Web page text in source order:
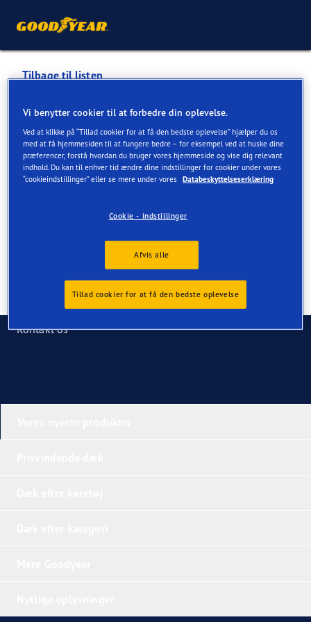
Tilbage til listen
QUICKPOINT A/S -
BIRKERØD
Tjenester tilgængelige online og i butik
Kontaktoplysninger Tjenester
Kontakt os
Vi benytter cookier til at forbedre din oplevelse.
Ved at klikke på “Tillad cookier for at få den bedste oplevelse” hjælper du os
med at få hjemmesiden til at fungere bedre – for eksempel ved at huske dine
præferencer, forstå hvordan du bruger vores hjemmeside og vise dig relevant
indhold. Du kan til enhver tid ændre dine indstillinger for cookier under vores
“cookieindstillinger” eller se mere under vores Databeskyttelseserklæring
Cookie - indstillinger
Afvis alle
Tillad cookier for at få den bedste oplevelse